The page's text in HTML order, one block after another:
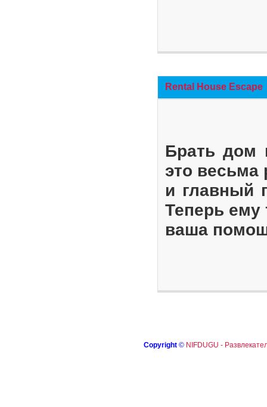
Rental House Escape
Брать дом
это весьма
и главный
Теперь ему
ваша
Copyright © NIFDUGU -